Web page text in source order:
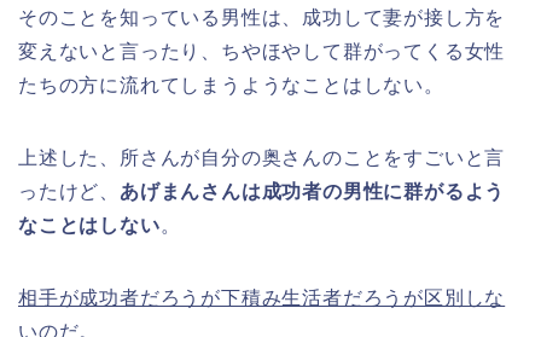
そのことを知っている男性は、成功して妻が接し方を
変えないと言ったり、ちやほやして群がってくる女性
たちの方に流れてしまうようなことはしない。
上述した、所さんが自分の奥さんのことをすごいと言
ったけど、 あげまんさんは成功者の男性に群がるよう
なことはしない。
相手が成功者だろうが下積み生活者だろうが区別しな
いのだ。